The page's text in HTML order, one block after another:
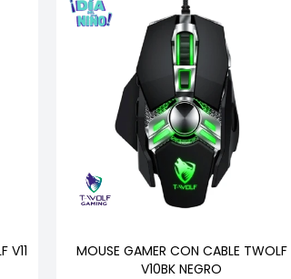
V11
MOUSE GAMER CON CABLE TWOLF
V10BK NEGRO